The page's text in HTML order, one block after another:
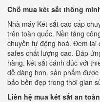
Chỗ mua két sắt thông
Nhà máy Két sắt cao cấp
trên toàn quốc. Nền tảng
chuyền tự động hoá. Đem lại
safes chất lượng cao. Đáp
hàng. két sắt cánh đúc với
dễ dàng hơn. sản phẩm
bảo bền đẹp trong thời gian
Liên hệ mua két sắt an